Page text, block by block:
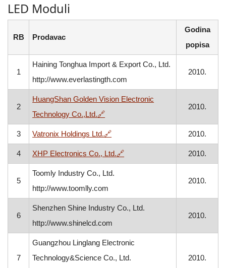
LED Moduli
RB Prodavac
Godina
popisa
1
Haining Tonghua Import & Export Co., Ltd.
http://www.everlastingth.com
2010.
2
HuangShan Golden Vision Electronic
Technology Co.,Ltd.🔗, otvara se u novom prozoru
2010.
3 Vatronix Holdings Ltd.🔗, otvara se u novom prozoru
2010.
4 XHP Electronics Co., Ltd.🔗, otvara se u novom prozoru
2010.
5
Toomly Industry Co., Ltd.
http://www.toomlly.com
2010.
6
Shenzhen Shine Industry Co., Ltd.
http://www.shinelcd.com
2010.
7
Guangzhou Linglang Electronic
Technology&Science Co., Ltd.
2010.